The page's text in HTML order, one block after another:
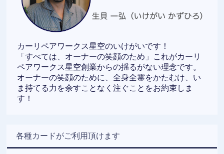
カーリペアワークス星空のいけがいです！
「すべては、オーナーの笑顔のため」これがカーリ
ペアワークス星空創業からの揺るがない理念です。
オーナーの笑顔のために、全身全霊をかたむけ、い
ま持てる力を余すことなく注ぐことをお約束しま
す！
各種カードがご利用頂けます